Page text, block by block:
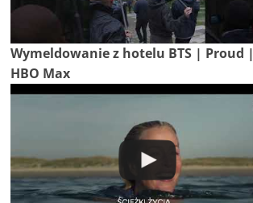
Wymeldowanie z hotelu BTS | Proud |
HBO Max